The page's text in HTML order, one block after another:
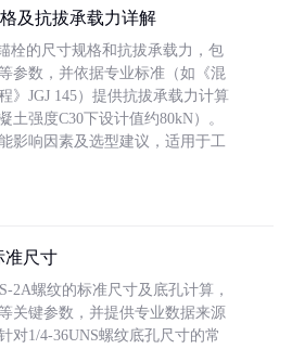
及抗拔承载力详解
栓的尺寸规格和抗拔承载力，包
参数，并依据专业标准（如《混
》JGJ 145）提供抗拔承载力计算
土强度C30下设计值约80kN）。
影响因素及选型建议，适用于工
准尺寸
2A螺纹的标准尺寸及底孔计算，
关键参数，并提供专业数据来源
对1/4-36UNS螺纹底孔尺寸的常